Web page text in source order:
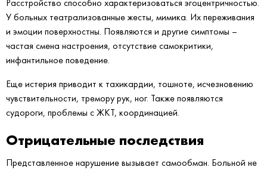
Расстройство способно характеризоваться эгоцентричностью.
У больных театрализованные жесты, мимика. Их переживания
и эмоции поверхностны. Появляются и другие симптомы –
частая смена настроения, отсутствие самокритики,
инфантильное поведение.
Еще истерия приводит к тахикардии, тошноте, исчезновению
чувствительности, тремору рук, ног. Также появляются
судороги, проблемы с ЖКТ, координацией.
Отрицательные последствия
Представленное нарушение вызывает самообман. Больной не